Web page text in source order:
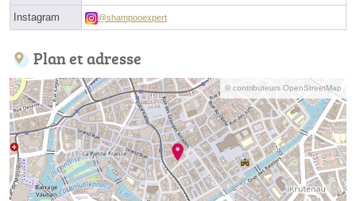
Instagram @shampooexpert
Plan et adresse
© contributeurs OpenStreetMap